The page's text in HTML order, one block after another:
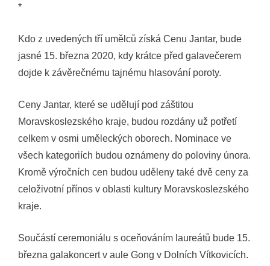
*
Kdo z uvedených tří umělců získá Cenu Jantar, bude
jasné 15. března 2020, kdy krátce před galavečerem
dojde k závěrečnému tajnému hlasování poroty.
Ceny Jantar, které se udělují pod záštitou
Moravskoslezského kraje, budou rozdány už potřetí
celkem v osmi uměleckých oborech. Nominace ve
všech kategoriích budou oznámeny do poloviny února.
Kromě výročních cen budou uděleny také dvě ceny za
celoživotní přínos v oblasti kultury Moravskoslezského
kraje.
Součástí ceremoniálu s oceňováním laureátů bude 15.
března galakoncert v aule Gong v Dolních Vítkovicích.